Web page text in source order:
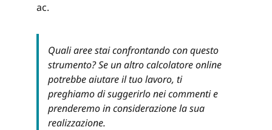
ac.
Quali aree stai confrontando con questo
strumento? Se un altro calcolatore online
potrebbe aiutare il tuo lavoro, ti
preghiamo di suggerirlo nei commenti e
prenderemo in considerazione la sua
realizzazione.